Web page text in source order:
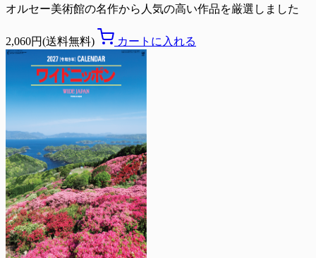
オルセー美術館の名作から人気の高い作品を厳選しました
2,060円(送料無料) カートに入れる